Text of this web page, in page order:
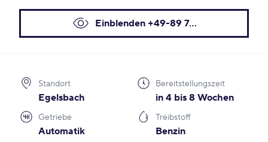
Einblenden +49-89 7...
Standort
Egelsbach
Bereitstellungszeit
in 4 bis 8 Wochen
Getriebe
Automatik
Treibstoff
Benzin